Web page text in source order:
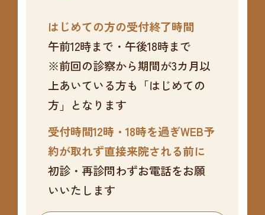
はじめての方の受付終了時間
午前12時まで・午後18時まで
※前回の診察から期間が3カ月以
上あいている方も「はじめての
方」となります
受付時間12時・18時を過ぎWEB予
約が取れず直接来院される前に
初診・再診問わずお電話をお願
いいたします